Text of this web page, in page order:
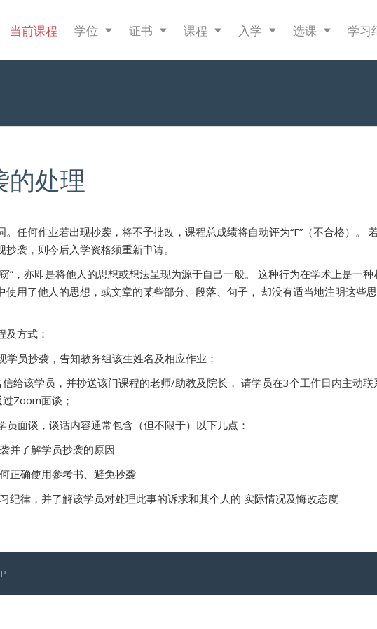
当前课程 学位 证书 课程 入学 选课 学习
的处理
。任何作业若出现抄袭，将不予批改，课程总成绩将自动评为“F”（不合格）。
袭，则今后入学资格须重新申请。
”，亦即是将他人的思想或想法呈现为源于自己一般。 这种行为在学术上是一
使用了他人的思想，或文章的某些部分、段落、句子， 却没有适当地注明这些思
及方式：
学员抄袭，告知教务组该生姓名及相应作业；
给该学员，并抄送该门课程的老师/助教及院长， 请学员在3个工作日内主动
Zoom面谈；
员面谈，谈话内容通常包含（但不限于）以下几点：
并了解学员抄袭的原因
正确使用参考书、避免抄袭
纪律，并了解该学员对处理此事的诉求和其个人的 实际情况及悔改态度